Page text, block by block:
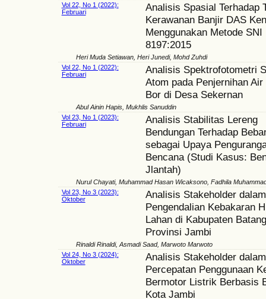
Vol 22, No 1 (2022):
Februari
Analisis Spasial Terhadap
Kerawanan Banjir DAS
Menggunakan Metode SNI
8197:2015
Heri Muda Setiawan, Heri Junedi, Mohd Zuhdi
Vol 22, No 1 (2022):
Februari
Analisis Spektrofotometri
Atom pada Penjernihan Air
Bor di Desa Sekernan
Abul Ainin Hapis, Mukhlis Sanuddin
Vol 23, No 1 (2023):
Februari
Analisis Stabilitas Lereng
Bendungan Terhadap
sebagai Upaya
Bencana (Studi Kasus:
Jlantah)
Nurul Chayati, Muhammad Hasan Wicaksono, Fadhila
Vol 23, No 3 (2023):
Oktober
Analisis Stakeholder dalam
Pengendalian Kebakaran
Lahan di Kabupaten
Provinsi Jambi
Rinaldi Rinaldi, Asmadi Saad, Marwoto Marwoto
Vol 24, No 3 (2024):
Oktober
Analisis Stakeholder dalam
Percepatan Penggunaan
Bermotor Listrik Berbasis
Kota Jambi